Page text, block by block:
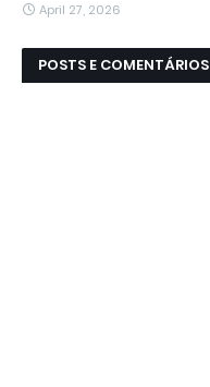
April 27, 2026
POSTS E COMENTÁRIOS